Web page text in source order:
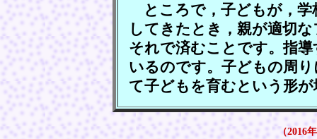
ところで，子どもが，学
してきたとき，親が適切
それで済むことです。指
いるのです。子どもの周
て子どもを育むという形
（2016